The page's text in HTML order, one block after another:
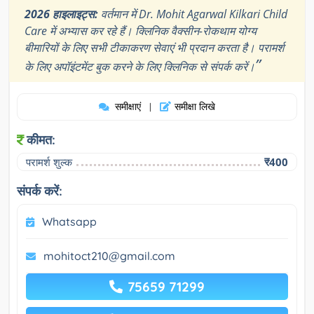
2026 हाइलाइट्स: वर्तमान में Dr. Mohit Agarwal Kilkari Child
Care में अभ्यास कर रहे हैं। क्लिनिक वैक्सीन-रोकथाम योग्य
बीमारियों के लिए सभी टीकाकरण सेवाएं भी प्रदान करता है। परामर्श
के लिए अपॉइंटमेंट बुक करने के लिए क्लिनिक से संपर्क करें।”
समीक्षाएं | समीक्षा लिखे
कीमत:
परामर्श शुल्क ₹400
संपर्क करें:
Whatsapp
mohitoct210@gmail.com
75659 71299